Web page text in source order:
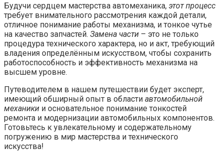
Будучи сердцем мастерства автомеханика, этот процесс
требует внимательного рассмотрения каждой детали,
отличное понимание работы механизма, и тонкое чутье
на качество запчастей. Замена части – это не только
процедура технического характера, но и акт, требующий
владения определённым искусством, чтобы сохранить
работоспособность и эффективность механизма на
высшем уровне.
Путеводителем в нашем путешествии будет эксперт,
имеющий обширный опыт в области автомобильной
механики и основательное понимание тонкостей
ремонта и модернизации автомобильных компонентов.
Готовьтесь к увлекательному и содержательному
погружению в мир мастерства и технического
искусства!